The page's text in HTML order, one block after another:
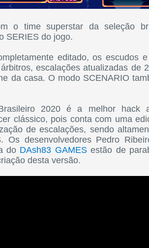
o time superstar da seleção
SERIES do jogo.
editado, os escudos
escalações atualizadas de
da casa. O modo SCENARIO
2020 é a melhor hack
clássico, pois conta com uma
de escalações, sendo
Os desenvolvedores Pedro
do DAsh83 GAMESestão de
desta versão.